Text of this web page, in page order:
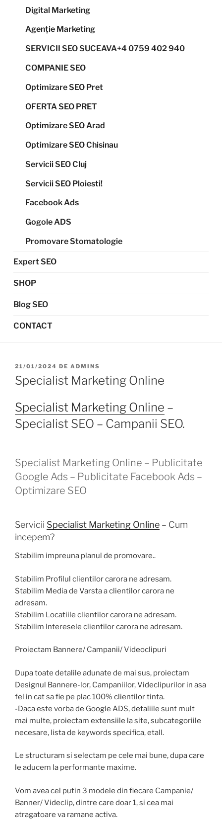
Digital Marketing
Agenție Marketing
SERVICII SEO SUCEAVA+4 0759 402 940
COMPANIE SEO
Optimizare SEO Pret
OFERTA SEO PRET
Optimizare SEO Arad
Optimizare SEO Chisinau
Servicii SEO Cluj
Servicii SEO Ploiesti!
Facebook Ads
Gogole ADS
Promovare Stomatologie
Expert SEO
SHOP
Blog SEO
CONTACT
21/01/2024 DE ADMINS
Specialist Marketing Online
Specialist Marketing Online –
Specialist SEO – Campanii SEO.
Specialist Marketing Online – Publicitate
Google Ads – Publicitate Facebook Ads –
Optimizare SEO
Servicii Specialist Marketing Online – Cum
incepem?
Stabilim impreuna planul de promovare..
Stabilim Profilul clientilor carora ne adresam.
Stabilim Media de Varsta a clientilor carora ne
adresam.
Stabilim Locatiile clientilor carora ne adresam.
Stabilim Interesele clientilor carora ne adresam.
Proiectam Bannere/ Campanii/ Videoclipuri
Dupa toate detalile adunate de mai sus, proiectam
Designul Bannere-lor, Campaniilor, Videclipurilor in asa
fel in cat sa fie pe plac 100% clientilor tinta.
-Daca este vorba de Google ADS, detaliile sunt mult
mai multe, proiectam extensiile la site, subcategoriile
necesare, lista de keywords specifica, etall.
Le structuram si selectam pe cele mai bune, dupa care
le aducem la performante maxime.
Vom avea cel putin 3 modele din fiecare Campanie/
Banner/ Videclip, dintre care doar 1, si cea mai
atragatoare va ramane activa.